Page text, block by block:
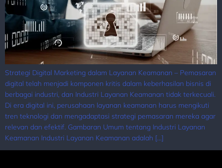
Strategi Digital Marketing dalam Layanan Keamanan – Pemasaran
digital telah menjadi komponen kritis dalam keberhasilan bisnis di
berbagai industri, dan Industri Layanan Keamanan tidak terkecuali.
Di era digital ini, perusahaan layanan keamanan harus mengikuti
tren teknologi dan mengadaptasi strategi pemasaran mereka agar
relevan dan efektif. Gambaran Umum tentang Industri Layanan
Keamanan Industri Layanan Keamanan adalah […]